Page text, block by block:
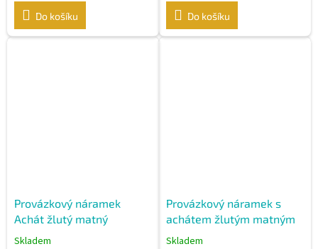
Do košíku Do košíku
Provázkový náramek
Achát žlutý matný
Skladem
Provázkový náramek s
achátem žlutým matným
Skladem